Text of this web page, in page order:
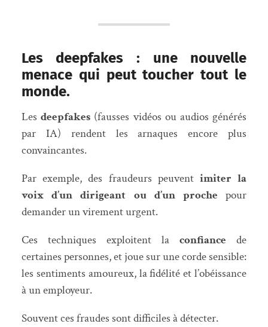
Les deepfakes : une nouvelle
menace qui peut toucher tout le
monde.
Lesdeepfakes (fausses vidéos ou audios générés
par IA) rendent les arnaques encore plus
convaincantes.
Par exemple, des fraudeurs peuvent imiter la
voix d’un dirigeant ou d’un proche pour
demander un virement urgent.
Ces techniques exploitent laconfiance de
certaines personnes, et joue sur une corde sensible:
les sentiments amoureux, la fidélité et l’obéissance
à un employeur.
Souvent ces fraudes sont difficiles à détecter.